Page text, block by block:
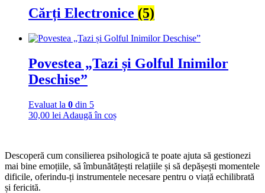
Cărți Electronice (5)
Povestea „Tazi și Golful Inimilor
Deschise”
Evaluat la 0 din 5
30,00 lei Adaugă în coș
Descoperă cum consilierea psihologică te poate ajuta să gestionezi
mai bine emoțiile, să îmbunătățești relațiile și să depășești momentele
dificile, oferindu-ți instrumentele necesare pentru o viață echilibrată
și fericită.